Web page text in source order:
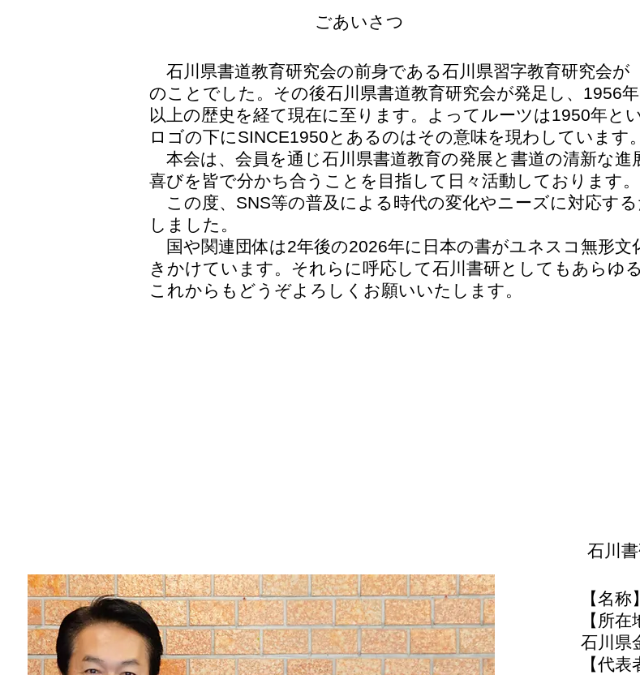
ごあいさつ
石川県書道教育研究会の前身である石川県習字教育研究会が
のことでした。その後石川県書道教育研究会が発足し、1956
以上の歴史を経て現在に至ります。よってルーツは1950年と
ロゴの下にSINCE1950とあるのはその意味を現わしています。
本会は、会員を通じ石川県書道教育の発展と書道の清新な
喜びを皆で分かち合うことを目指して日々活動しております。
この度、SNS等の普及による時代の変化やニーズに対応す
しました。
国や関連団体は2年後の2026年に日本の書がユネスコ無形文
きかけています。それらに呼応して石川書研としてもあらゆ
これからもどうぞよろしくお願いいたします。
石川
【名
【所
石川県
【代